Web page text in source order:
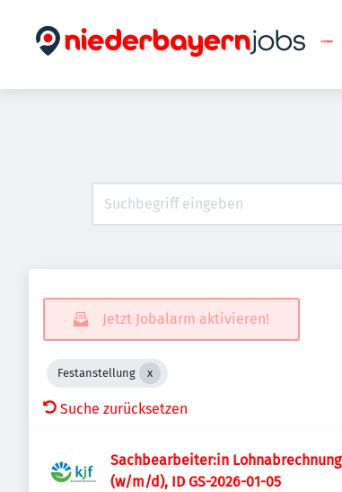
Jetzt Jobalarm aktivieren!
Festanstellung
Suche zurücksetzen
Sachbearbeiter:in Lohnabrechnung
(w/m/d), ID GS-2026-01-05